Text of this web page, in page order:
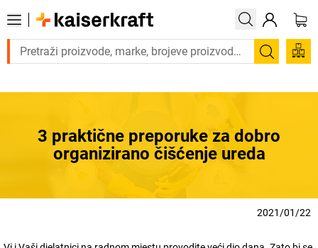
Trebate proizvod hitno? Pogledajte našu ponudu
3 praktične preporuke za dobro
organizirano čišćenje ureda
2021/01/22